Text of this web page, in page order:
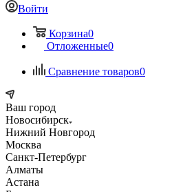
Войти
Корзина0
Отложенные0
Сравнение товаров0
Ваш город
Новосибирск
Нижний Новгород
Москва
Санкт-Петербург
Алматы
Астана